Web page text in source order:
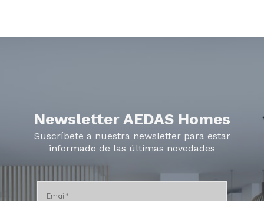
Newsletter AEDAS Homes
Suscríbete a nuestra newsletter para estar
informado de las últimas novedades